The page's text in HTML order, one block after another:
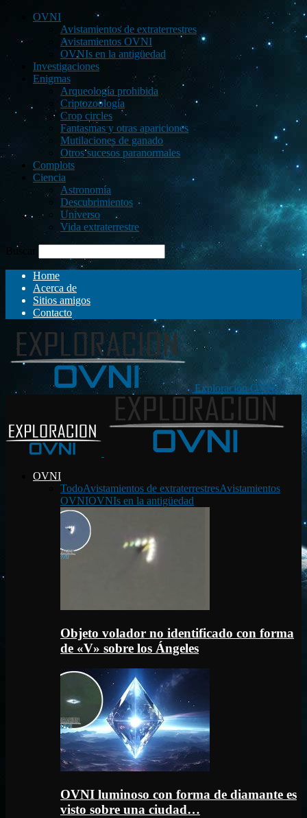
OVNI
Avistamientos de extraterrestres
Avistamientos OVNI
OVNIs en la antigüedad
Investigaciones
Enigmas
Arqueología prohibida
Criptozoología
Crop circles
Fantasmas y otras apariciones
Mutilaciones de ganado
Otros sucesos paranormales
Complots
Ciencia
Astronomía
Descubrimientos
Universo
Vida extraterrestre
Buscar
Home
Acerca de
Sitios amigos
Contacto
Exploración OVNI
OVNI
TodoAvistamientos de extraterrestresAvistamientos
OVNIOVNIs en la antigüedad
Objeto volador no identificado con forma
de «V» sobre los Ángeles
OVNI luminoso con forma de diamante es
visto sobre una ciudad…